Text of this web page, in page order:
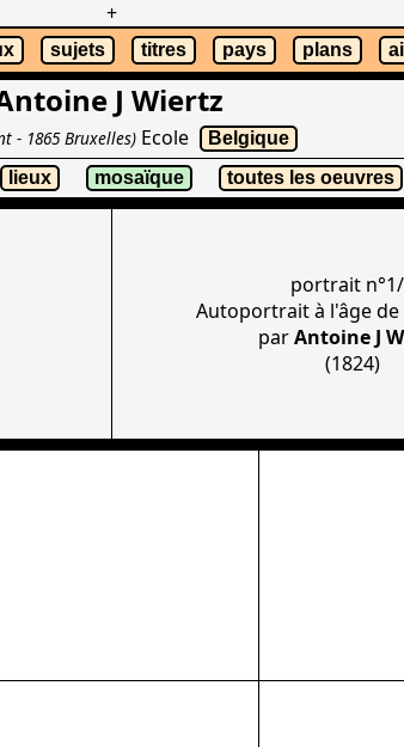
+
sujets titres pays plans
J Wiertz
- 1865 Bruxelles) Ecole Belgique
lieux mosaïque toutes les oeuvres
portrait
Autoportrait à l'âge de
parAntoine J
(1824)